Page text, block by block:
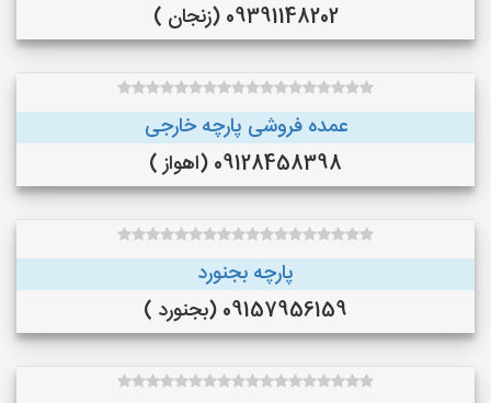
09391148202 (زنجان )
عمده فروشی پارچه خارجی
09128458398 (اهواز )
پارچه بجنورد
09157956159 (بجنورد )